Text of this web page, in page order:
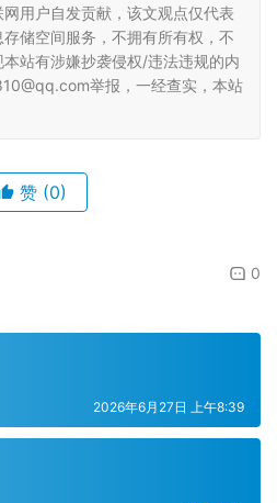
用户自发贡献，该文观点仅代表
储空间服务，不拥有所有权，不
站有涉嫌抄袭侵权/违法违规的内
举报，一经查实，本站
赞 (0)
0
2026年6月27日 上午8:39